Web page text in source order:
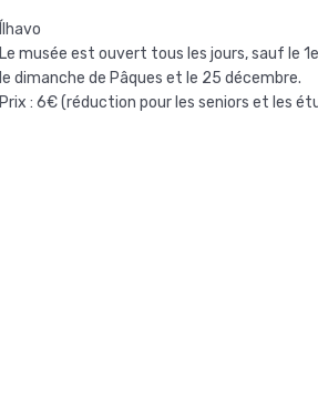
Ílhavo
Le musée est ouvert tous les jours, sauf le
le dimanche de Pâques et le 25 décembre.
Prix : 6€ (réduction pour les seniors et les